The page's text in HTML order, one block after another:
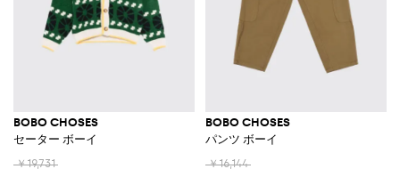
BOBO CHOSES
セーター ボーイ
￥19,731
BOBO CHOSES
パンツ ボーイ
￥16,144